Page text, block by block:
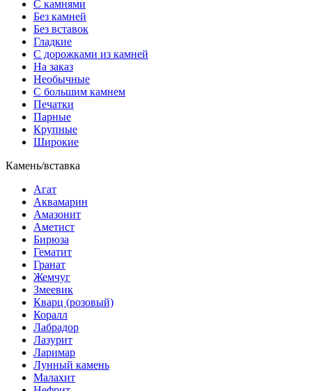
С камнями
Без камней
Без вставок
Гладкие
С дорожками из камней
На заказ
Необычные
С большим камнем
Печатки
Парные
Крупные
Широкие
Камень/вставка
Агат
Аквамарин
Амазонит
Аметист
Бирюза
Гематит
Гранат
Жемчуг
Змеевик
Кварц (розовый)
Коралл
Лабрадор
Лазурит
Ларимар
Лунный камень
Малахит